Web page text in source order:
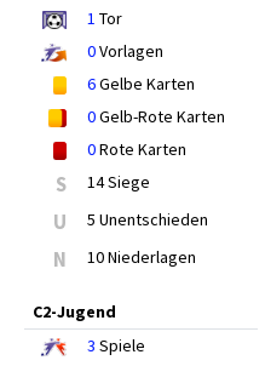
1 Tor
0Vorlagen
6Gelbe Karten
0Gelb-Rote Karten
0Rote Karten
S 14 Siege
U 5 Unentschieden
N 10 Niederlagen
C2-Jugend
3 Spiele